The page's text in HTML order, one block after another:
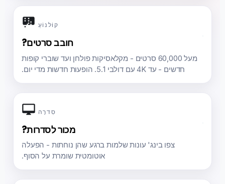
קוֹלנוֹעַ
חובב סרטים?
מעל 60,000 סרטים - מקלאסיקות פולחן ועד שוברי קופות
חדשים - עד 4K עם דולבי 5.1. הופעות חדשות מדי יום.
סִדרָה
מכור לסדרות?
צפו בינג' עונות שלמות ברגע שהן נוחתות - הפעלה
אוטומטית שומרת על הסוף.